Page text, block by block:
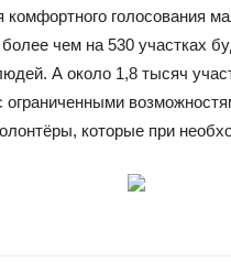
комфортного голосования
чем на 530 участках
А около 1,8 тысяч
которые при